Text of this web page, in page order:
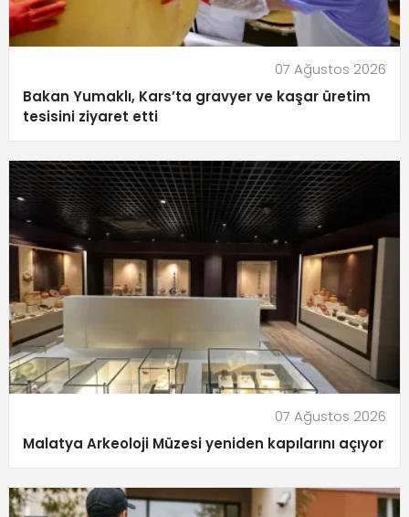
07 Ağustos 2026
Bakan Yumaklı, Kars’ta gravyer ve kaşar üretim
tesisini ziyaret etti
07 Ağustos 2026
Malatya Arkeoloji Müzesi yeniden kapılarını açıyor